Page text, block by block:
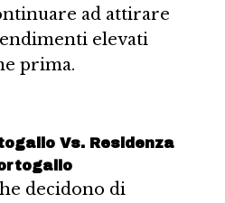
ad attirare
elevati
prima.
Vs. Residenza
decidono di